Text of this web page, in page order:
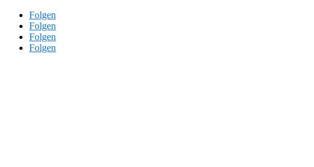
Folgen
Folgen
Folgen
Folgen